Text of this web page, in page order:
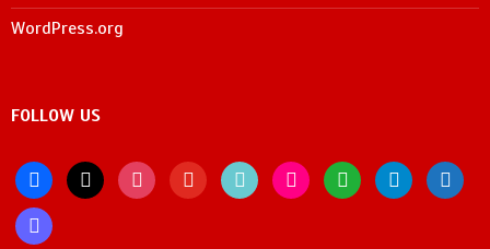
WordPress.org
FOLLOW US
facebook
x instagramyoutubetiktok flickr whatsapptelegrambluesky
mastodon